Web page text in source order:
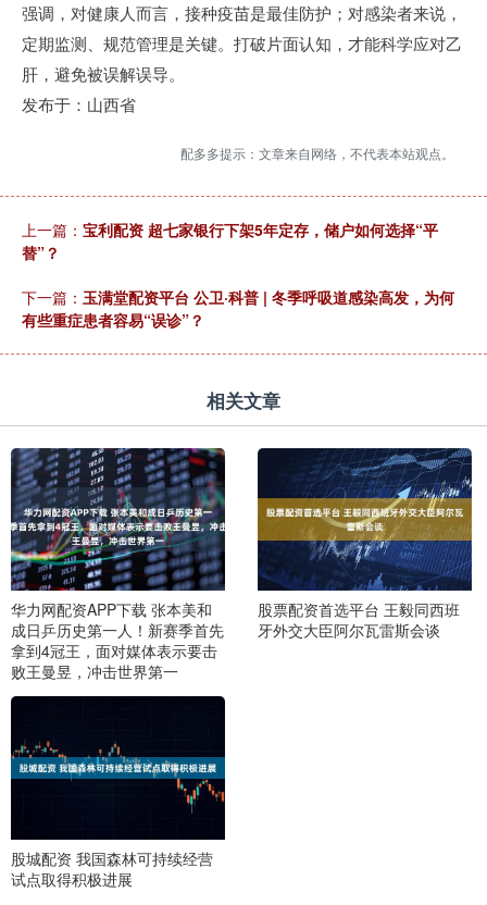
强调，对健康人而言，接种疫苗是最佳防护；对感染者来说，
定期监测、规范管理是关键。打破片面认知，才能科学应对乙
肝，避免被误解误导。
发布于：山西省
配多多提示：文章来自网络，不代表本站观点。
上一篇： 宝利配资 超七家银行下架5年定存，储户如何选择“平
替”？
下一篇： 玉满堂配资平台 公卫·科普 | 冬季呼吸道感染高发，为何
有些重症患者容易“误诊”？
相关文章
华力网配资APP下载 张本美和
成日乒历史第一人！新赛季首先
拿到4冠王，面对媒体表示要击
败王曼昱，冲击世界第一
股票配资首选平台 王毅同西班
牙外交大臣阿尔瓦雷斯会谈
股城配资 我国森林可持续经营
试点取得积极进展